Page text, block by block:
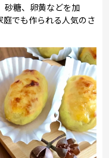
砂糖、卵黄などを加
庭でも作られる人気のさ